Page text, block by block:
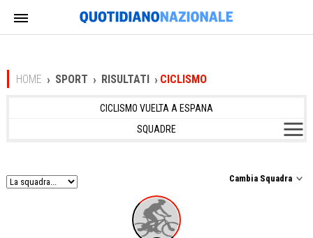
HOME SPORT RISULTATI CICLISMO
CICLISMO VUELTA A ESPANA
SQUADRE
Cambia Squadra